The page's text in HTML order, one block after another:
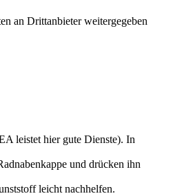
an Drittanbieter weitergegeben
leistet hier gute Dienste). In
und drücken ihn
leicht nachhelfen.